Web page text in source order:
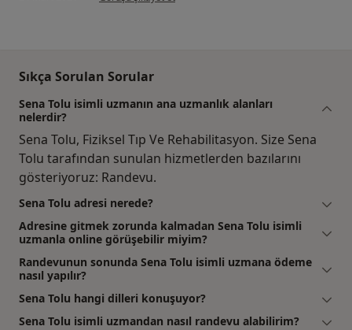
Sıkça Sorulan Sorular
Sena Tolu isimli uzmanın ana uzmanlık alanları
nelerdir?
Sena Tolu, Fiziksel Tıp Ve Rehabilitasyon. Size Sena
Tolu tarafından sunulan hizmetlerden bazılarını
gösteriyoruz: Randevu.
Sena Tolu adresi nerede?
Adresine gitmek zorunda kalmadan Sena Tolu isimli
uzmanla online görüşebilir miyim?
Randevunun sonunda Sena Tolu isimli uzmana ödeme
nasıl yapılır?
Sena Tolu hangi dilleri konuşuyor?
Sena Tolu isimli uzmandan nasıl randevu alabilirim?